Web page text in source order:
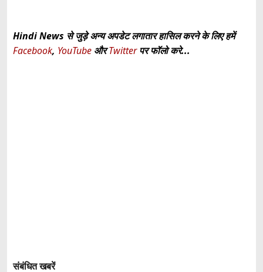
Hindi News से जुड़े अन्य अपडेट लगातार हासिल करने के लिए हमें
Facebook, YouTube औरTwitterपर फॉलो करे...
संबंधित खबरें